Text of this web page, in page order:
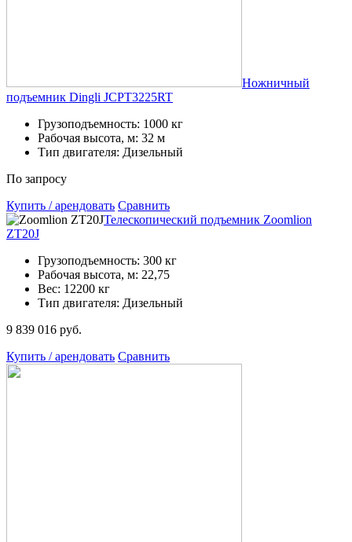
Ножничный
подъемник Dingli JCPT3225RT
Грузоподъемность: 1000 кг
Рабочая высота, м: 32 м
Тип двигателя: Дизельный
По запросу
Купить / арендовать Сравнить
Телескопический подъемник Zoomlion
ZT20J
Грузоподъемность: 300 кг
Рабочая высота, м: 22,75
Вес: 12200 кг
Тип двигателя: Дизельный
9 839 016 руб.
Купить / арендовать Сравнить